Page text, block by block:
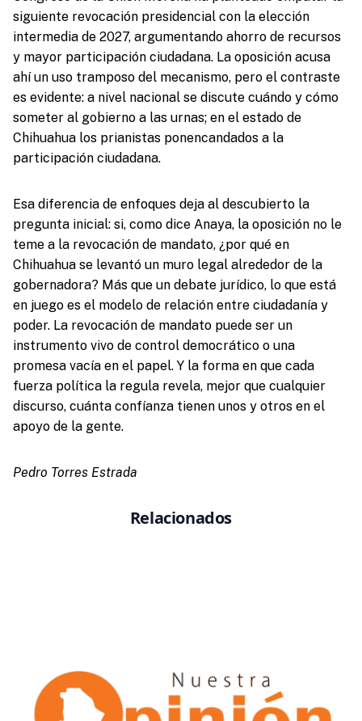
siguiente revocación presidencial con la elección
intermedia de 2027, argumentando ahorro de recursos
y mayor participación ciudadana. La oposición acusa
ahí un uso tramposo del mecanismo, pero el contraste
es evidente: a nivel nacional se discute cuándo y cómo
someter al gobierno a las urnas; en el estado de
Chihuahua los prianistas ponencandados a la
participación ciudadana.
Esa diferencia de enfoques deja al descubierto la
pregunta inicial: si, como dice Anaya, la oposición no le
teme a la revocación de mandato, ¿por qué en
Chihuahua se levantó un muro legal alrededor de la
gobernadora? Más que un debate jurídico, lo que está
en juego es el modelo de relación entre ciudadanía y
poder. La revocación de mandato puede ser un
instrumento vivo de control democrático o una
promesa vacía en el papel. Y la forma en que cada
fuerza política la regula revela, mejor que cualquier
discurso, cuánta confíanza tienen unos y otros en el
apoyo de la gente.
Pedro Torres Estrada
Relacionados